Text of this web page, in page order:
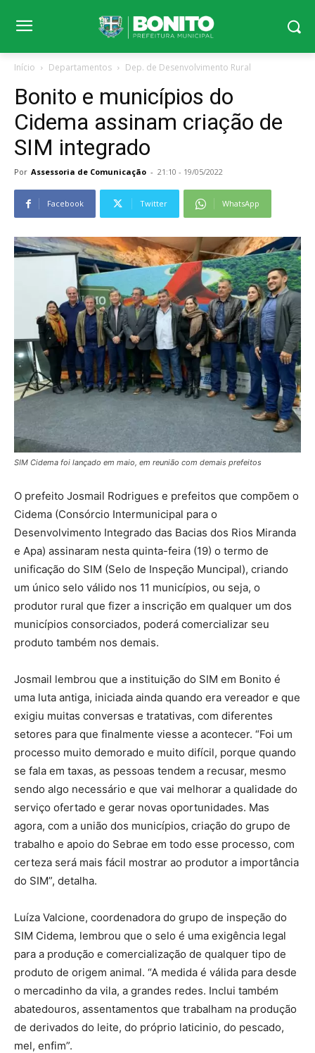
Início Departamentos Dep. de Desenvolvimento Rural
Bonito e municípios do
Cidema assinam criação de
SIM integrado
Por Assessoria de Comunicação - 21:10 - 19/05/2022
Facebook Twitter WhatsApp
SIM Cidema foi lançado em maio, em reunião com demais prefeitos
O prefeito Josmail Rodrigues e prefeitos que compõem o
Cidema (Consórcio Intermunicipal para o
Desenvolvimento Integrado das Bacias dos Rios Miranda
e Apa) assinaram nesta quinta-feira (19) o termo de
unificação do SIM (Selo de Inspeção Muncipal), criando
um único selo válido nos 11 municípios, ou seja, o
produtor rural que fizer a inscrição em qualquer um dos
municípios consorciados, poderá comercializar seu
produto também nos demais.
Josmail lembrou que a instituição do SIM em Bonito é
uma luta antiga, iniciada ainda quando era vereador e que
exigiu muitas conversas e tratativas, com diferentes
setores para que finalmente viesse a acontecer. “Foi um
processo muito demorado e muito difícil, porque quando
se fala em taxas, as pessoas tendem a recusar, mesmo
sendo algo necessário e que vai melhorar a qualidade do
serviço ofertado e gerar novas oportunidades. Mas
agora, com a união dos municípios, criação do grupo de
trabalho e apoio do Sebrae em todo esse processo, com
certeza será mais fácil mostrar ao produtor a importância
do SIM”, detalha.
Luíza Valcione, coordenadora do grupo de inspeção do
SIM Cidema, lembrou que o selo é uma exigência legal
para a produção e comercialização de qualquer tipo de
produto de origem animal. “A medida é válida para desde
o mercadinho da vila, a grandes redes. Inclui também
abatedouros, assentamentos que trabalham na produção
de derivados do leite, do próprio laticinio, do pescado,
mel, enfim”.